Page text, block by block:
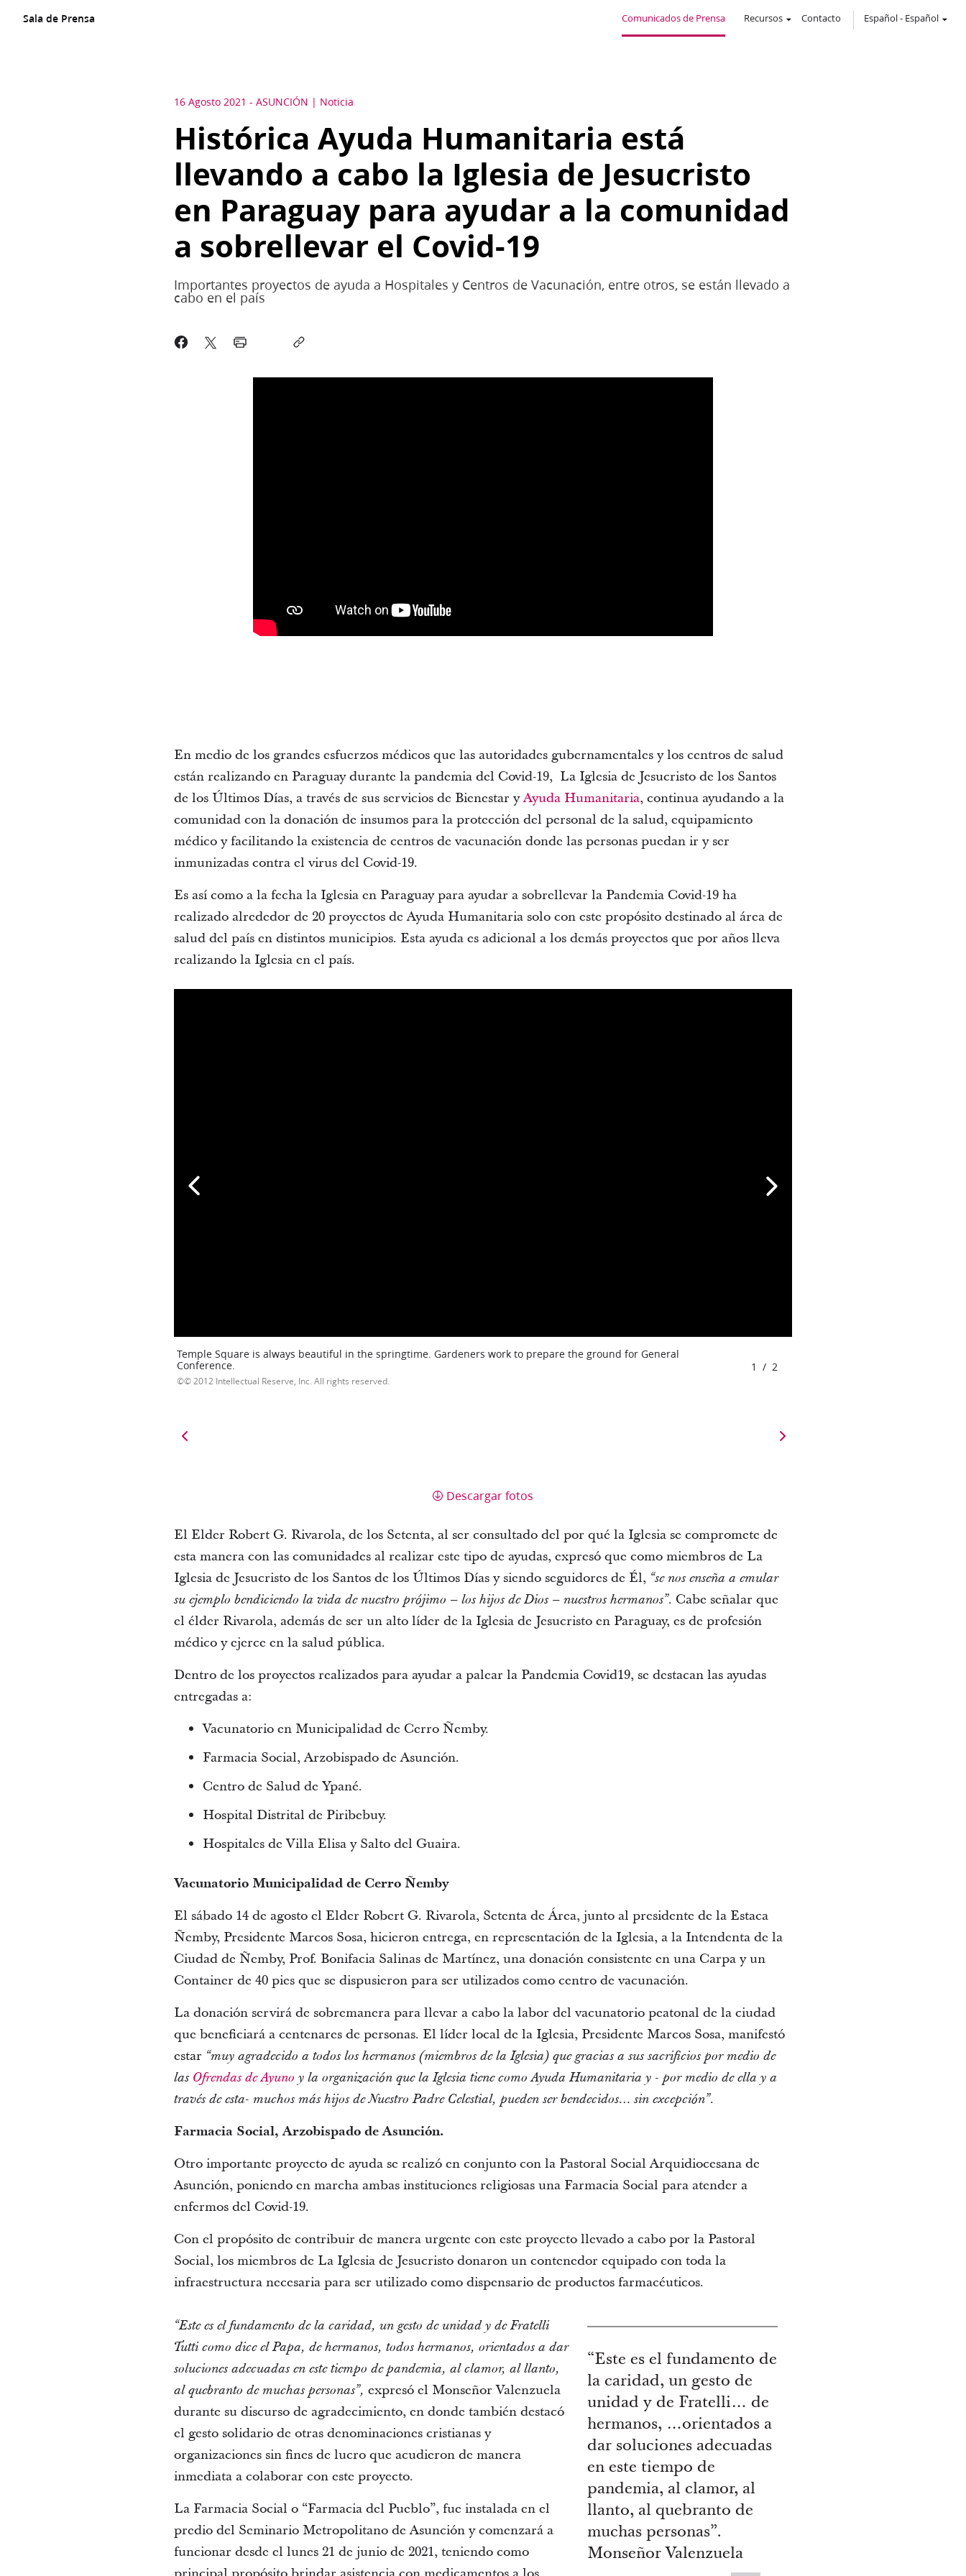
Sala de Prensa Comunicados de Prensa Recursos Contacto Español- Español
16 Agosto 2021 - ASUNCIÓN Noticia
Histórica Ayuda Humanitaria está
llevando a cabo la Iglesia de Jesucristo
en Paraguay para ayudar a la comunidad
a sobrellevar el Covid-19
Importantes proyectos de ayuda a Hospitales y Centros de Vacunación, entre otros, se están llevado a
cabo en el país
En medio de los grandes esfuerzos médicos que las autoridades gubernamentales y los centros de salud
están realizando en Paraguay durante la pandemia del Covid-19, La Iglesia de Jesucristo de los Santos
de los Últimos Días, a través de sus servicios de Bienestar yAyuda Humanitaria, continua ayudando a la
comunidad con la donación de insumos para la protección del personal de la salud, equipamiento
médico y facilitando la existencia de centros de vacunación donde las personas puedan ir y ser
inmunizadas contra el virus del Covid-19.
Es así como a la fecha la Iglesia en Paraguay para ayudar a sobrellevar la Pandemia Covid-19 ha
realizado alrededor de 20 proyectos de Ayuda Humanitaria solo con este propósito destinado al área de
salud del país en distintos municipios. Esta ayuda es adicional a los demás proyectos que por años lleva
realizando la Iglesia en el país.
Temple Square is always beautiful in the springtime. Gardeners work to prepare the ground for General
Conference.
© 2012 Intellectual Reserve, Inc. All rights reserved.
1 / 2
Descargar fotos
El Elder Robert G. Rivarola, de los Setenta, al ser consultado del por qué la Iglesia se compromete de
esta manera con las comunidades al realizar este tipo de ayudas, expresó que como miembros de La
Iglesia de Jesucristo de los Santos de los Últimos Días y siendo seguidores de Él, “se nos enseña a emular
su ejemplo bendiciendo la vida de nuestro prójimo – los hijos de Dios – nuestros hermanos”. Cabe señalar que
el élder Rivarola, además de ser un alto líder de la Iglesia de Jesucristo en Paraguay, es de profesión
médico y ejerce en la salud pública.
Dentro de los proyectos realizados para ayudar a palear la Pandemia Covid19, se destacan las ayudas
entregadas a:
Vacunatorio en Municipalidad de Cerro Ñemby.
Farmacia Social, Arzobispado de Asunción.
Centro de Salud de Ypané.
Hospital Distrital de Piribebuy.
Hospitales de Villa Elisa y Salto del Guaira.
Vacunatorio Municipalidad de Cerro Ñemby
El sábado 14 de agosto el Elder Robert G. Rivarola, Setenta de Área, junto al presidente de la Estaca
Ñemby, Presidente Marcos Sosa, hicieron entrega, en representación de la Iglesia, a la Intendenta de la
Ciudad de Ñemby, Prof. Bonifacia Salinas de Martínez, una donación consistente en una Carpa y un
Container de 40 pies que se dispusieron para ser utilizados como centro de vacunación.
La donación servirá de sobremanera para llevar a cabo la labor del vacunatorio peatonal de la ciudad
que beneficiará a centenares de personas. El líder local de la Iglesia, Presidente Marcos Sosa, manifestó
estar “muy agradecido a todos los hermanos (miembros de la Iglesia) que gracias a sus sacrificios por medio de
las Ofrendas de Ayuno y la organización que la Iglesia tiene como Ayuda Humanitaria y - por medio de ella y a
través de esta- muchos más hijos de Nuestro Padre Celestial, pueden ser bendecidos… sin excepción”.
Farmacia Social, Arzobispado de Asunción.
Otro importante proyecto de ayuda se realizó en conjunto con la Pastoral Social Arquidiocesana de
Asunción, poniendo en marcha ambas instituciones religiosas una Farmacia Social para atender a
enfermos del Covid-19.
Con el propósito de contribuir de manera urgente con este proyecto llevado a cabo por la Pastoral
Social, los miembros de La Iglesia de Jesucristo donaron un contenedor equipado con toda la
infraestructura necesaria para ser utilizado como dispensario de productos farmacéuticos.
“Este es el fundamento de
la caridad, un gesto de
unidad y de Fratelli… de
hermanos, …orientados a
dar soluciones adecuadas
en este tiempo de
pandemia, al clamor, al
llanto, al quebranto de
muchas personas”.
Monseñor Valenzuela
“Este es el fundamento de la caridad, un gesto de unidad y de Fratelli
Tutti como dice el Papa, de hermanos, todos hermanos, orientados a dar
soluciones adecuadas en este tiempo de pandemia, al clamor, al llanto,
al quebranto de muchas personas”, expresó el Monseñor Valenzuela
durante su discurso de agradecimiento, en donde también destacó
el gesto solidario de otras denominaciones cristianas y
organizaciones sin fines de lucro que acudieron de manera
inmediata a colaborar con este proyecto.
La Farmacia Social o “Farmacia del Pueblo”, fue instalada en el
predio del Seminario Metropolitano de Asunción y comenzará a
funcionar desde el lunes 21 de junio de 2021, teniendo como